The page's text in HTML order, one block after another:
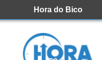
Hora do Bico